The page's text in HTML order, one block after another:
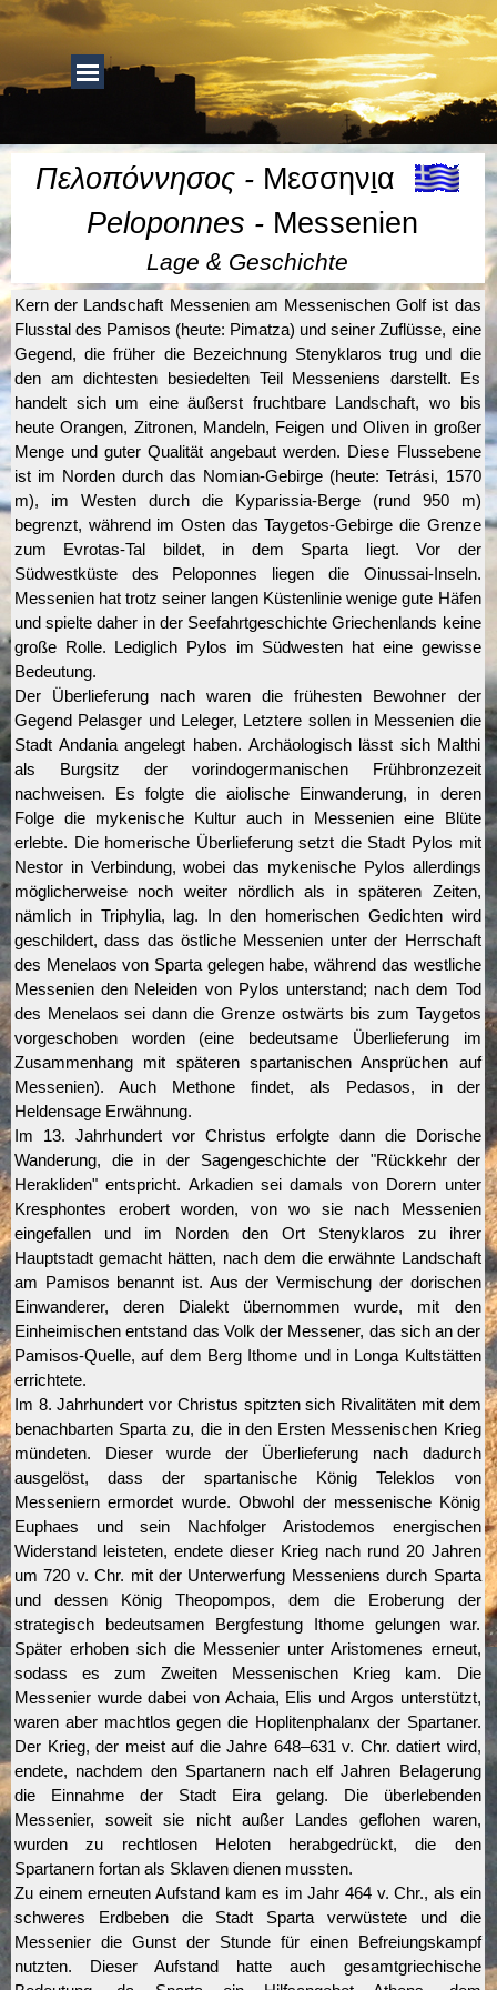
Direkt zum Seiteninhalt
Menü überspringen
Menü überspringen
Πελοπόννησος - Μεσσηνια
Peloponnes - Messenien
Lage & Geschichte
Kern der Landschaft Messenien am Messenischen Golf ist das
Flusstal des Pamisos (heute: Pimatza) und seiner Zuflüsse, eine
Gegend, die früher die Bezeichnung Stenyklaros trug und die
den am dichtesten besiedelten Teil Messeniens darstellt. Es
handelt sich um eine äußerst fruchtbare Landschaft, wo bis
heute Orangen, Zitronen, Mandeln, Feigen und Oliven in großer
Menge und guter Qualität angebaut werden. Diese Flussebene
ist im Norden durch das Nomian-Gebirge (heute: Tetrási, 1570
m), im Westen durch die Kyparissia-Berge (rund 950 m)
begrenzt, während im Osten das Taygetos-Gebirge die Grenze
zum Evrotas-Tal bildet, in dem Sparta liegt. Vor der
Südwestküste des Peloponnes liegen die Oinussai-Inseln.
Messenien hat trotz seiner langen Küstenlinie wenige gute Häfen
und spielte daher in der Seefahrtgeschichte Griechenlands keine
große Rolle. Lediglich Pylos im Südwesten hat eine gewisse
Bedeutung.
Der Überlieferung nach waren die frühesten Bewohner der
Gegend Pelasger und Leleger, Letztere sollen in Messenien die
Stadt Andania angelegt haben. Archäologisch lässt sich Malthi
als Burgsitz der vorindogermanischen Frühbronzezeit
nachweisen. Es folgte die aiolische Einwanderung, in deren
Folge die mykenische Kultur auch in Messenien eine Blüte
erlebte. Die homerische Überlieferung setzt die Stadt Pylos mit
Nestor in Verbindung, wobei das mykenische Pylos allerdings
möglicherweise noch weiter nördlich als in späteren Zeiten,
nämlich in Triphylia, lag. In den homerischen Gedichten wird
geschildert, dass das östliche Messenien unter der Herrschaft
des Menelaos von Sparta gelegen habe, während das westliche
Messenien den Neleiden von Pylos unterstand; nach dem Tod
des Menelaos sei dann die Grenze ostwärts bis zum Taygetos
vorgeschoben worden (eine bedeutsame Überlieferung im
Zusammenhang mit späteren spartanischen Ansprüchen auf
Messenien). Auch Methone findet, als Pedasos, in der
Heldensage Erwähnung.
Im 13. Jahrhundert vor Christus erfolgte dann die Dorische
Wanderung, die in der Sagengeschichte der "Rückkehr der
Herakliden" entspricht. Arkadien sei damals von Dorern unter
Kresphontes erobert worden, von wo sie nach Messenien
eingefallen und im Norden den Ort Stenyklaros zu ihrer
Hauptstadt gemacht hätten, nach dem die erwähnte Landschaft
am Pamisos benannt ist. Aus der Vermischung der dorischen
Einwanderer, deren Dialekt übernommen wurde, mit den
Einheimischen entstand das Volk der Messener, das sich an der
Pamisos-Quelle, auf dem Berg Ithome und in Longa Kultstätten
errichtete.
Im 8. Jahrhundert vor Christus spitzten sich Rivalitäten mit dem
benachbarten Sparta zu, die in den Ersten Messenischen Krieg
mündeten. Dieser wurde der Überlieferung nach dadurch
ausgelöst, dass der spartanische König Teleklos von
Messeniern ermordet wurde. Obwohl der messenische König
Euphaes und sein Nachfolger Aristodemos energischen
Widerstand leisteten, endete dieser Krieg nach rund 20 Jahren
um 720 v. Chr. mit der Unterwerfung Messeniens durch Sparta
und dessen König Theopompos, dem die Eroberung der
strategisch bedeutsamen Bergfestung Ithome gelungen war.
Später erhoben sich die Messenier unter Aristomenes erneut,
sodass es zum Zweiten Messenischen Krieg kam. Die
Messenier wurde dabei von Achaia, Elis und Argos unterstützt,
waren aber machtlos gegen die Hoplitenphalanx der Spartaner.
Der Krieg, der meist auf die Jahre 648–631 v. Chr. datiert wird,
endete, nachdem den Spartanern nach elf Jahren Belagerung
die Einnahme der Stadt Eira gelang. Die überlebenden
Messenier, soweit sie nicht außer Landes geflohen waren,
wurden zu rechtlosen Heloten herabgedrückt, die den
Spartanern fortan als Sklaven dienen mussten.
Zu einem erneuten Aufstand kam es im Jahr 464 v. Chr., als ein
schweres Erdbeben die Stadt Sparta verwüstete und die
Messenier die Gunst der Stunde für einen Befreiungskampf
nutzten. Dieser Aufstand hatte auch gesamtgriechische